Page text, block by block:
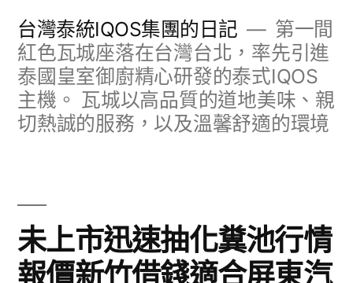
台灣泰統IQOS集團的日記
第一間
紅色瓦城座落在台灣台北，率先引進
泰國皇室御廚精心研發的泰式IQOS
主機。 瓦城以高品質的道地美味、親
切熱誠的服務，以及溫馨舒適的環境
未上市迅速抽化糞池行情
報價新竹借錢適合屏東汽